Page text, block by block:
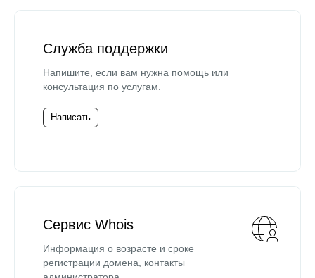
Служба поддержки
Напишите, если вам нужна помощь или
консультация по услугам.
Написать
Сервис Whois
Информация о возрасте и сроке
регистрации домена, контакты